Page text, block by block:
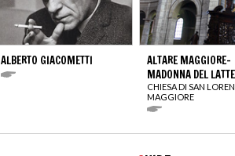
ALBERTO GIACOMETTI
ALTARE MAGGIORE-
MADONNA DEL LATTE
CHIESA DI SAN
MAGGIORE